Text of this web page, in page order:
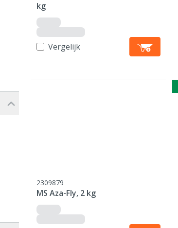
kg
Vergelijk
2309879
MS Aza-Fly, 2 kg